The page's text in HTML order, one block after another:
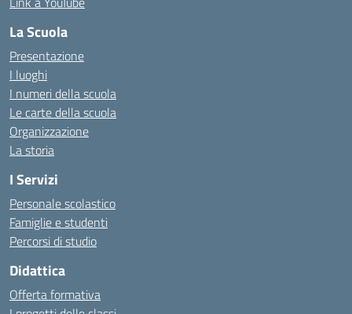
La Scuola
Presentazione
I luoghi
I numeri della scuola
Le carte della scuola
Organizzazione
La storia
I Servizi
Personale scolastico
Famiglie e studenti
Percorsi di studio
Didattica
Offerta formativa